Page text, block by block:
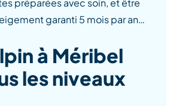
préparées avec soin, et être
garanti 5 mois par an…
à Méribel
les niveaux